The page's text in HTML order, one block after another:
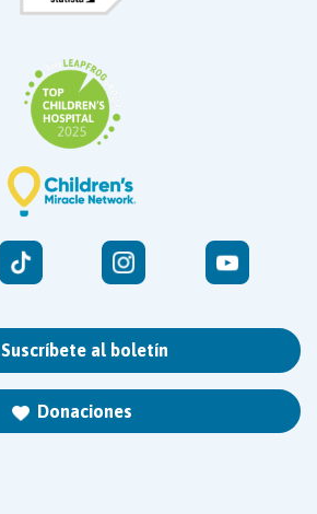
Suscríbete al boletín
Donaciones